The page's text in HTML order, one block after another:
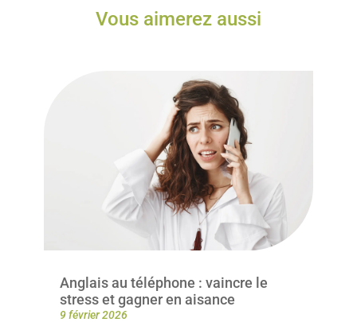
Vous aimerez aussi
Anglais au téléphone : vaincre le
stress et gagner en aisance
9 février 2026